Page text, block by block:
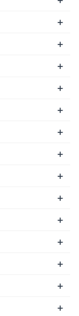
+
+
+
+
+
+
+
+
+
+
+
+
+
+